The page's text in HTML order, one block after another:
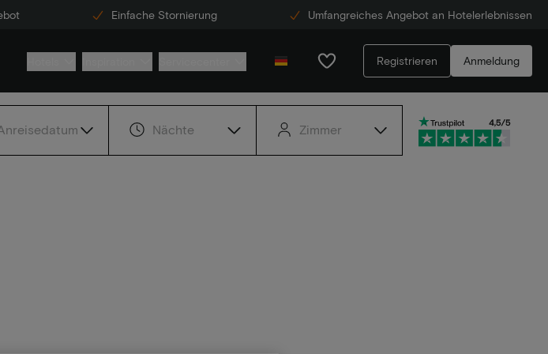
Einfache Stornierung Umfangreiches Angebot an Hotelerlebnissen
Registrieren Anmeldung
Nächte Zimmer